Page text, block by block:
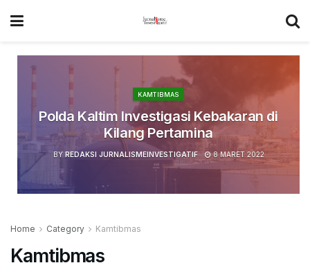
KAMTIBMAS
Polda Kaltim Investigasi Kebakaran di
Kilang Pertamina
BY REDAKSI JURNALISMEINVESTIGATIF 8 MARET 2022
Home Category Kamtibmas
Kamtibmas